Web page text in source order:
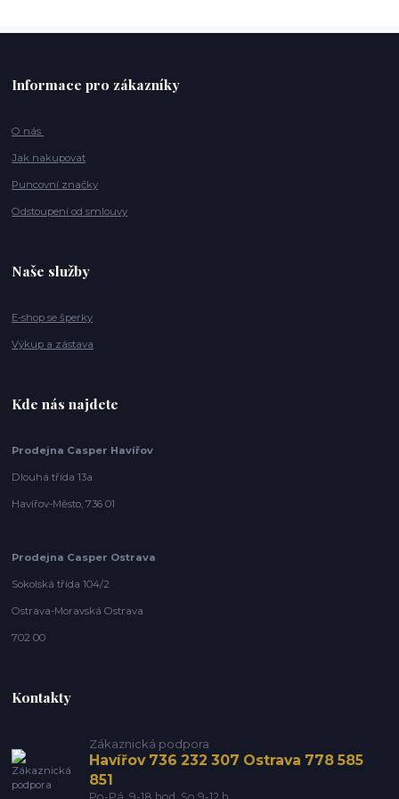
Informace pro zákazníky
O nás
Jak nakupovat
Puncovní značky
Odstoupení od smlouvy
Naše služby
E-shop se šperky
Výkup a zástava
Kde nás najdete
Prodejna Casper Havířov
Dlouhá třída 13a
Havířov-Město, 736 01
Prodejna Casper Ostrava
Sokolská třída 104/2
Ostrava-Moravská Ostrava
702 00
Kontakty
Zákaznická podpora
Havířov 736 232 307 Ostrava 778 585
851